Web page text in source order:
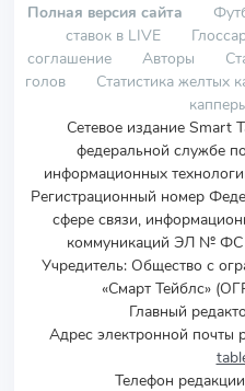
Полная версия сайта
ставок в LIVE
соглашение
Авторы
голов
Статистика желтых
Сетевое издание Smart
федеральной службе
информационных
Регистрационный номер
сфере связи,
коммуникаций ЭЛ № ФС
Учредитель: Общество с
«Смарт Тейблс»
Главный
Адрес электронной почты
Телефон